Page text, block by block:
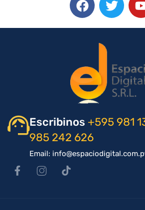
Escribinos +595 981
985 242 626
Email: